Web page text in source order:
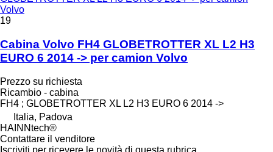
Volvo
19
Cabina Volvo FH4 GLOBETROTTER XL L2 H3
EURO 6 2014 -> per camion Volvo
Prezzo su richiesta
Ricambio - cabina
FH4 ; GLOBETROTTER XL L2 H3 EURO 6 2014 ->
Italia, Padova
HAINNtech®
Contattare il venditore
Iscriviti per ricevere le novità di questa rubrica